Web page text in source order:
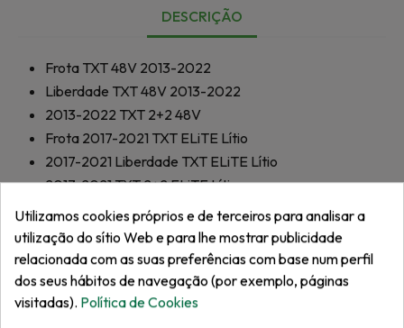
DESCRIÇÃO
Frota TXT 48V 2013-2022
Liberdade TXT 48V 2013-2022
2013-2022 TXT 2+2 48V
Frota 2017-2021 TXT ELiTE Lítio
2017-2021 Liberdade TXT ELiTE Lítio
2017-2021TXT 2+2 ELiTE Lítio
Frota TXT EFI
2019-2020
Liberdade TXT EFI 2019-2020
2019-2020TXT 2+2 EFI
Liberdade TXT 72V2017-2021
Utilizamos cookies próprios e de terceiros para analisar a
utilização do sítio Web e para lhe mostrar publicidade
relacionada com as suas preferências com base num perfil
dos seus hábitos de navegação (por exemplo, páginas
visitadas). Política de Cookies